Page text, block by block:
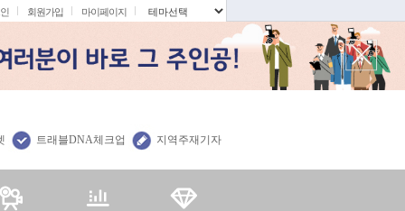
회원가입 마이페이지
트래블DNA체크업 지역주재기자